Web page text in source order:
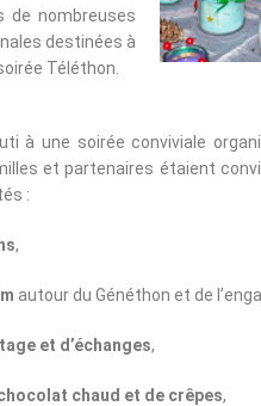
de nombreuses
destinées à
Téléthon.
à une soirée conviviale
et partenaires étaient
:
,
autour du Généthon et de
et d’échanges,
chaud et de crêpes,